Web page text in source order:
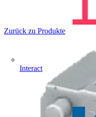
Interact
Zurück zu Produkte